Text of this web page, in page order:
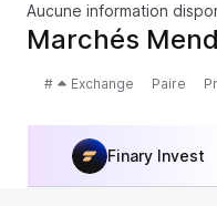
Aucune information
Marchés
# Exchange Paire
Finary Invest